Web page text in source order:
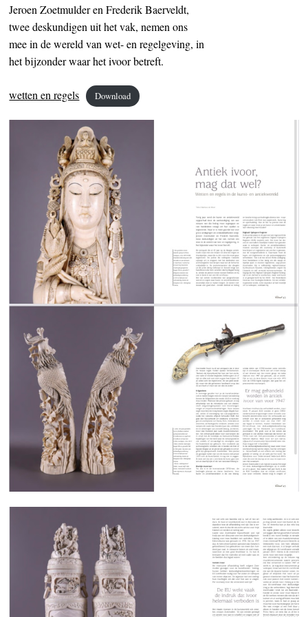
Jeroen Zoetmulder en Frederik Baerveldt,
twee deskundigen uit het vak, nemen ons
mee in de wereld van wet- en regelgeving, in
het bijzonder waar het ivoor betreft.
wetten en regels Download